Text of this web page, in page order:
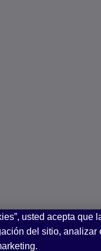
usted acepta que
del sitio, analizar